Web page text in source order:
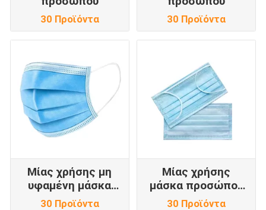
30 Προϊόντα 30 Προϊόντα
Μίας χρήσης μη
υφαμένη μάσκα
προσώπου
30 Προϊόντα
Μίας χρήσης
μάσκα προσώπου
Earloop
30 Προϊόντα